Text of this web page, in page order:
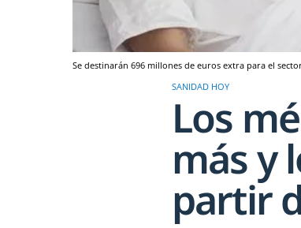
Se destinarán 696 millones de euros extra para el
SANIDAD HOY
Los
más y
partir